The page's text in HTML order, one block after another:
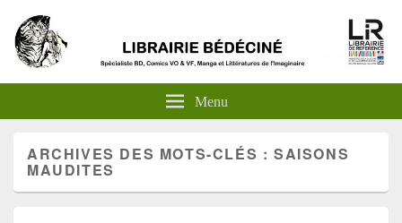
Menu
ARCHIVES DES MOTS-CLÉS :SAISONS
MAUDITES